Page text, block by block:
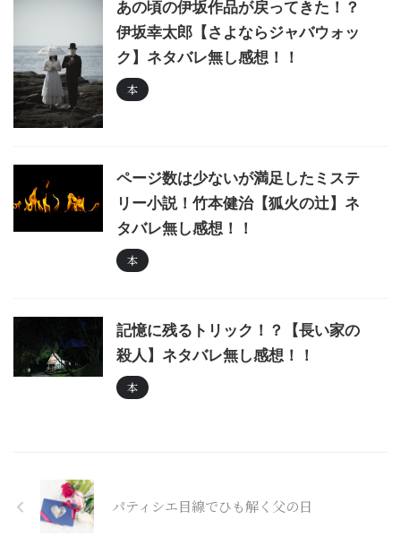
あの頃の伊坂作品が戻ってきた！？
伊坂幸太郎【さよならジャバウォッ
ク】ネタバレ無し感想！！
本
ページ数は少ないが満足したミステ
リー小説！竹本健治【狐火の辻】ネ
タバレ無し感想！！
本
記憶に残るトリック！？【長い家の
殺人】ネタバレ無し感想！！
本
パティシエ目線でひも解く父の日